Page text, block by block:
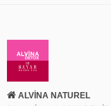
ALVİNA NATUREL